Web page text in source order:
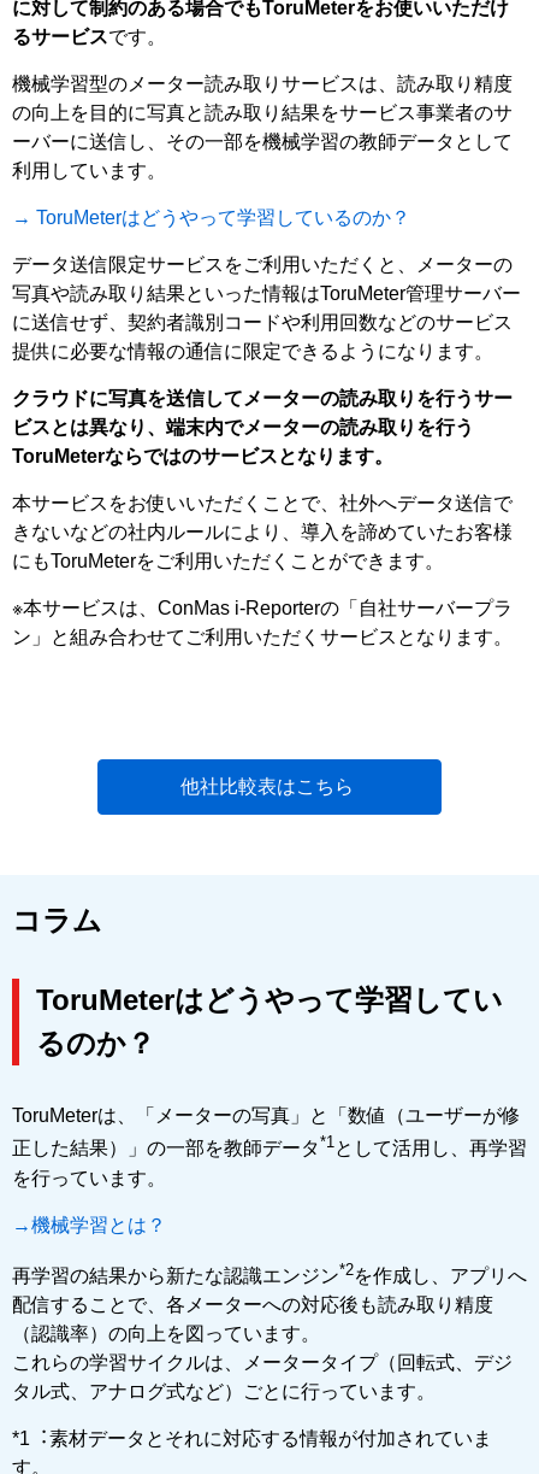
に対して制約のある場合でもToruMeterをお使いいただけ
るサービスです。
機械学習型のメーター読み取りサービスは、読み取り精度
の向上を⽬的に写真と読み取り結果をサービス事業者のサ
ーバーに送信し、その⼀部を機械学習の教師データとして
利⽤しています。
→ ToruMeterはどうやって学習しているのか？
データ送信限定サービスをご利用いただくと、メーターの
写真や読み取り結果といった情報はToruMeter管理サーバー
に送信せず、契約者識別コードや利⽤回数などのサービス
提供に必要な情報の通信に限定できるようになります。
クラウドに写真を送信してメーターの読み取りを行うサー
ビスとは異なり、端末内でメーターの読み取りを⾏う
ToruMeterならではのサービスとなります。
本サービスをお使いいただくことで、社外へデータ送信で
きないなどの社内ルールにより、導⼊を諦めていたお客様
にもToruMeterをご利⽤いただくことができます。
※本サービスは、ConMas i-Reporterの「⾃社サーバープラ
ン」と組み合わせてご利⽤いただくサービスとなります。
他社比較表はこちら
コラム
ToruMeterはどうやって学習してい
るのか？
ToruMeterは、「メーターの写真」と「数値（ユーザーが修
正した結果）」の一部を教師データ*1として活用し、再学習
を行っています。
→機械学習とは？
再学習の結果から新たな認識エンジン*2を作成し、アプリへ
配信することで、各メーターへの対応後も読み取り精度
（認識率）の向上を図っています。
これらの学習サイクルは、メータータイプ（回転式、デジ
タル式、アナログ式など）ごとに行っています。
*1︓素材データとそれに対応する情報が付加されていま
す。